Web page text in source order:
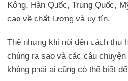
Kông, Hàn Quốc, Trung Quốc,
cao về chất lượng và uy tín.
Thế nhưng khi nói đến cách thu
chúng ra sao và các câu
không phải ai cũng có thể biết